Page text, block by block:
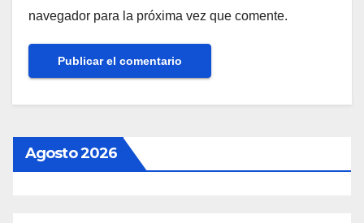
navegador para la próxima vez que comente.
Agosto 2026